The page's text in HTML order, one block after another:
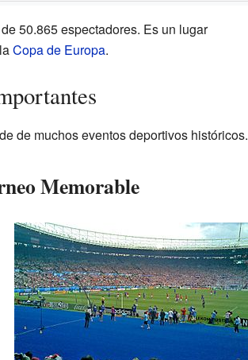
50.865 espectadores. Es un lugar
Copa de Europa.
de muchos eventos deportivos históricos.
Memorable